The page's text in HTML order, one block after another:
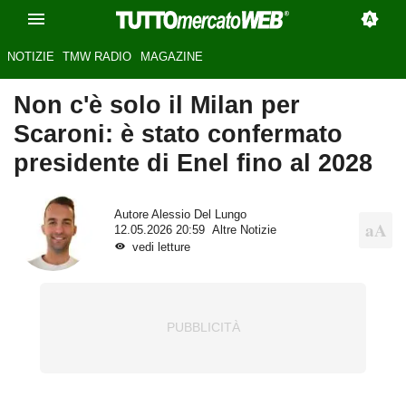
NOTIZIE TMW RADIO MAGAZINE
Non c'è solo il Milan per
Scaroni: è stato confermato
presidente di Enel fino al 2028
Autore Alessio Del Lungo
12.05.2026 20:59
Altre Notizie
vedi letture